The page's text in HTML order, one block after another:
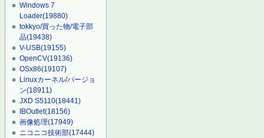
Windows 7
Loader(19880)
tokkyo/買った物/電子部
品(19438)
V-USB(19155)
OpenCV(19136)
OSx86(19107)
Linuxカーネル/バージョ
ン(18911)
JXD S5110(18441)
IBOutlet(18156)
画像処理(17949)
ニコニコ技術部(17444)